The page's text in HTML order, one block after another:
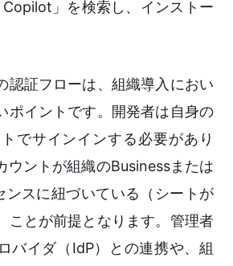
」を検索し、インストー
認証フローは、組織導入におい
ポイントです。開発者は自身の
でサインインする必要があり
ウントが組織のBusinessまたは
ンスに紐づいている（シートが
ことが前提となります。管理者
バイダ（IdP）との連携や、組